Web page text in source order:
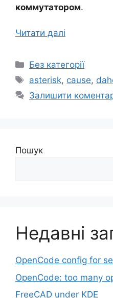
коммутатором.
Читати далі
Категорії
Без категорії
Позначки
asterisk, cause,
Залишити
Пошук
Недавні
OpenCode config for
OpenCode: too many
FreeCAD under KDE